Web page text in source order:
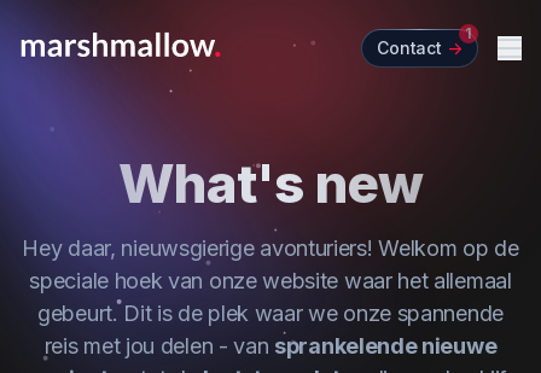
Contact ->
1
What's new
Hey daar, nieuwsgierige avonturiers! Welkom op de
speciale hoek van onze website waar het allemaal
gebeurt. Dit is de plek waar we onze spannende
reis met jou delen - van sprankelende nieuwe